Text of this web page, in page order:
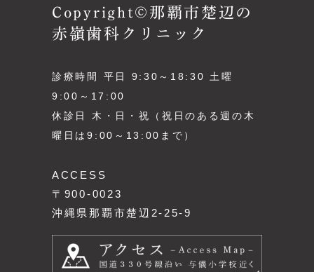
Copyright©那覇市楚辺の
赤嶺歯科クリニック
診療時間 平日 9:30～18:30 土曜
9:00～17:00
休診日 木・日・祝（祝日のある週の木
曜日は9:00～13:00まで）
ACCESS
〒900-0023
沖縄県那覇市楚辺2-25-9